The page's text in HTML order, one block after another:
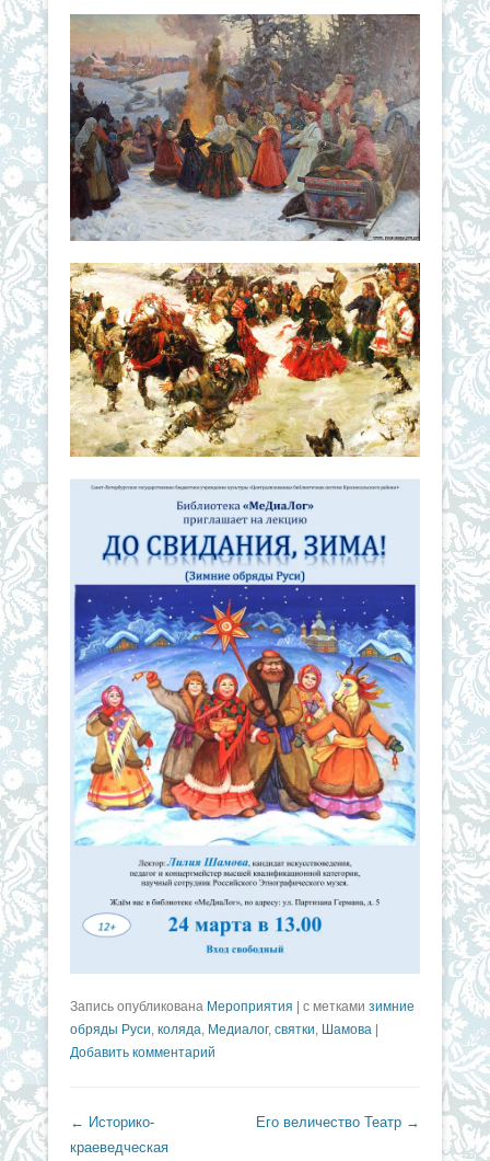
Запись опубликована Мероприятия с метками зимние
обряды Руси, коляда, Медиалог, святки, Шамова
Добавить комментарий
Навигация по записям
← Историко-
краеведческая
Его величество Театр →